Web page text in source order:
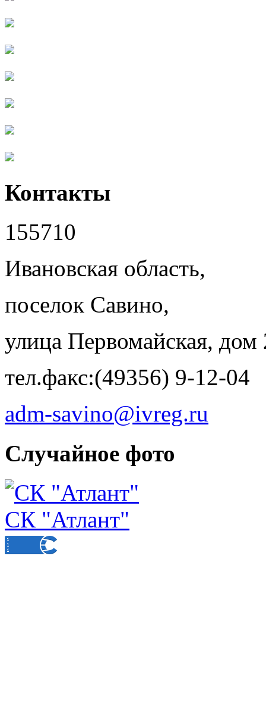
Контакты
155710
Ивановская область,
поселок Савино,
улица Первомайская, дом
тел.факс:(49356) 9-12-04
adm-savino@ivreg.ru
Случайное фото
СК "Атлант"